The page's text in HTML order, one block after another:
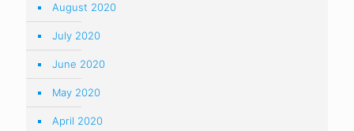
August 2020
July 2020
June 2020
May 2020
April 2020